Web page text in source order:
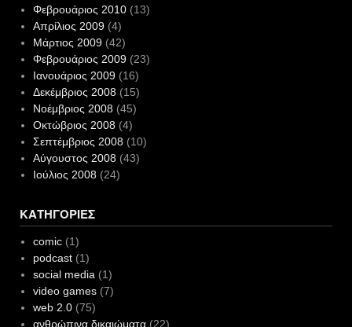
Φεβρουάριος 2010(13)
Απρίλιος 2009(4)
Μάρτιος 2009(42)
Φεβρουάριος 2009(23)
Ιανουάριος 2009(16)
Δεκέμβριος 2008(15)
Νοέμβριος 2008(45)
Οκτώβριος 2008(4)
Σεπτέμβριος 2008(10)
Αύγουστος 2008(43)
Ιούλιος 2008(24)
ΚΑΤΗΓΟΡΊΕΣ
comic(1)
podcast(1)
social media (1)
video games(7)
web 2.0(75)
ανθρώπινα δικαιώματα(22)